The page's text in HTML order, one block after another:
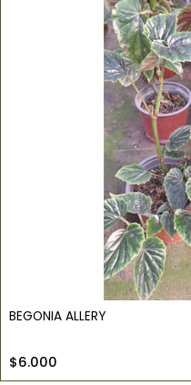
BEGONIA ALLERY
$6.000